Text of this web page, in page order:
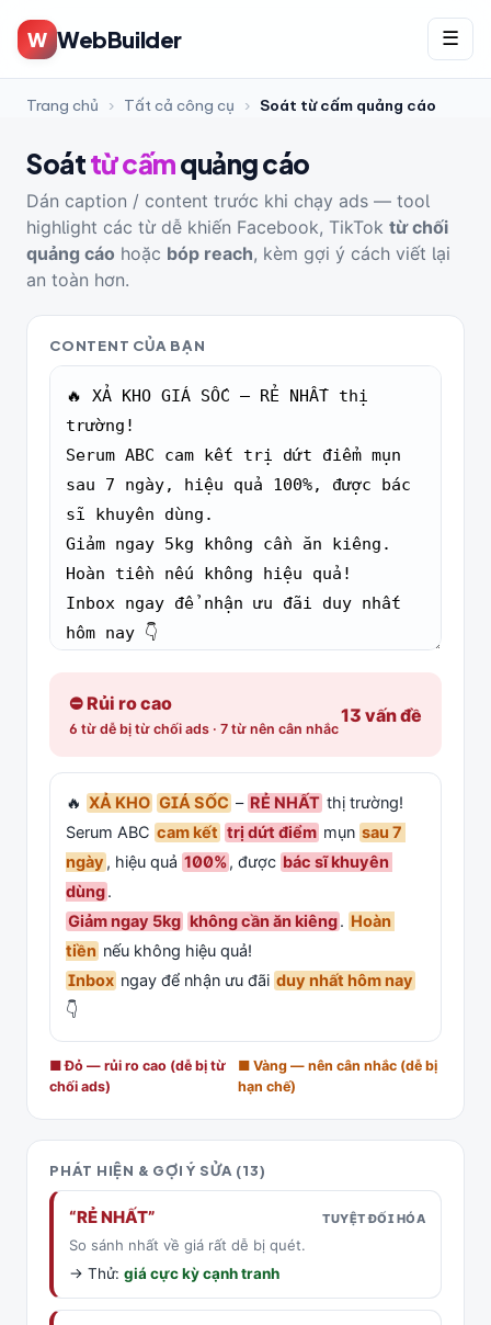
W WebBuilder ☰
Trang chủ › Tất cả công cụ › Soát từ cấm quảng cáo
Soáttừ cấmquảng cáo
Dán caption / content trước khi chạy ads — tool
highlight các từ dễ khiến Facebook, TikTok từ chối
quảng cáo hoặc bóp reach, kèm gợi ý cách viết lại
an toàn hơn.
CONTENT CỦA BẠN
⛔ Rủi ro cao
6 từ dễ bị từ chối ads · 7 từ nên cân nhắc
13 vấn đề
🔥 XẢ KHO GIÁ SỐC – RẺ NHẤT thị trường!
Serum ABC cam kết trị dứt điểm mụn sau 7
ngày , hiệu quả 100%, được bác sĩ khuyên
dùng
Giảm ngay 5kg không cần ăn kiêng. Hoàn
tiền
Inbox ngay để nhận ưu đãi duy nhất hôm nay
👇
■ Đỏ — rủi ro cao (dễ bị từ
chối ads)
■ Vàng — nên cân nhắc (dễ bị
hạn chế)
PHÁT HIỆN & GỢI Ý SỬA (13)
“RẺ NHẤT” TUYỆT ĐỐI HÓA
So sánh nhất về giá rất dễ bị quét.
→ Thử: giá cực kỳ cạnh tranh